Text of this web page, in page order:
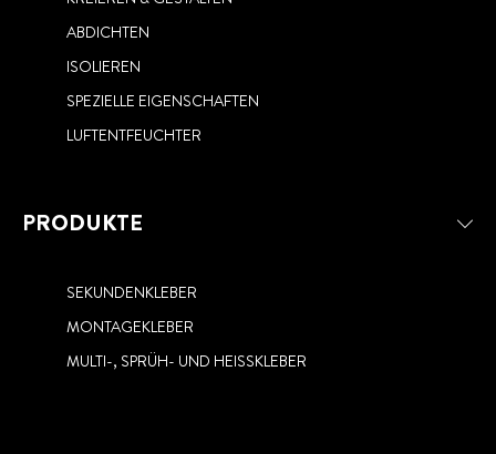
VERSCHIEDENEN MATERIALIEN
SEKUNDENKLEBER-
ANWENDUNG: SO KLEBEN SIE
(FAST) ALLES!
ABDICHTEN
ISOLIEREN
SPEZIELLE EIGENSCHAFTEN
LUFTENTFEUCHTER
PRODUKTE
SEKUNDENKLEBER
MONTAGEKLEBER
MULTI-, SPRÜH- UND HEISSKLEBER